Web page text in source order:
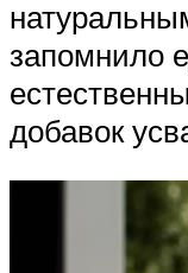
запомнило
добавок